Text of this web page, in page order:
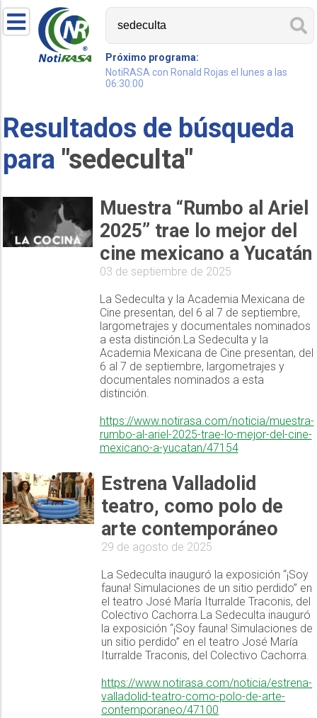
Próximo programa:
NotiRASA con Ronald Rojas el lunes a las
06:30:00
Resultados de búsqueda
para "sedeculta"
Muestra “Rumbo al Ariel
2025” trae lo mejor del
cine mexicano a Yucatán
03 de septiembre de 2025
La Sedeculta y la Academia Mexicana de
Cine presentan, del 6 al 7 de septiembre,
largometrajes y documentales nominados
a esta distinción.La Sedeculta y la
Academia Mexicana de Cine presentan, del
6 al 7 de septiembre, largometrajes y
documentales nominados a esta
distinción.
https://www.notirasa.com/noticia/muestra-
rumbo-al-ariel-2025-trae-lo-mejor-del-cine-
mexicano-a-yucatan/47154
Estrena Valladolid
teatro, como polo de
arte contemporáneo
29 de agosto de 2025
La Sedeculta inauguró la exposición “¡Soy
fauna! Simulaciones de un sitio perdido” en
el teatro José María Iturralde Traconis, del
Colectivo Cachorra.La Sedeculta inauguró
la exposición “¡Soy fauna! Simulaciones de
un sitio perdido” en el teatro José María
Iturralde Traconis, del Colectivo Cachorra.
https://www.notirasa.com/noticia/estrena-
valladolid-teatro-como-polo-de-arte-
contemporaneo/47100